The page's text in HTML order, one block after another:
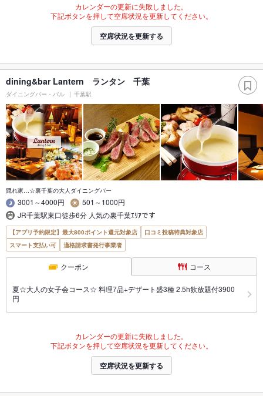
カレンダーの更新に失敗しました。
下記ボタンを押して空席状況を更新してください。
空席状況を更新する
dining&bar Lantern ランタン 千葉
ダイニングバー・バル 千葉駅
隠れ家…☆裏千葉の大人ダイニングバー
3001～4000円
501～1000円
JR千葉駅東口徒歩6分 人気の裏千葉ｴﾘｱです
【アプリ予約限定】最大800ポイント還元対象店
口コミ投稿特典対象店
スマート支払い可
適格請求書発行事業者
クーポン コース
夏☆大人の女子会コース☆ 料理7品+デザート盛3種 2.5h飲放題付3900
円
カレンダーの更新に失敗しました。
下記ボタンを押して空席状況を更新してください。
空席状況を更新する